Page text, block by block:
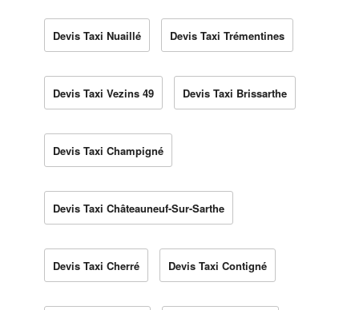
Devis Taxi Nuaillé Devis Taxi Trémentines
Devis Taxi Vezins 49 Devis Taxi Brissarthe
Devis Taxi Champigné
Devis Taxi Châteauneuf-Sur-Sarthe
Devis Taxi Cherré Devis Taxi Contigné